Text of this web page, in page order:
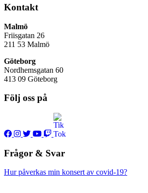
Kontakt
Malmö
Friisgatan 26
211 53 Malmö
Göteborg
Nordhemsgatan 60
413 09 Göteborg
Följ oss på
Frågor & Svar
Hur påverkas min konsert av covid-19?